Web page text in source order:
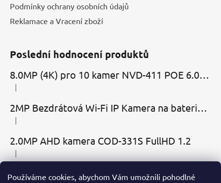
Používáme cookies, abychom Vám umožnili pohodlné
Podmínky ochrany osobních údajů
Reklamace a Vracení zboží
Poslední hodnocení produktů
8.0MP (4K) pro 10 kamer NVD-411 POE 6.0 Cloud
Hodnocení produktu je 5 z 5 hvězdiček.
|
2MP Bezdrátová Wi-Fi IP Kamera na baterie MBC-Cubic s mikrofonem, reproduktorem a slotem microSD
Hodnocení produktu je 2 z 5 hvězdiček.
|
2.0MP AHD kamera COD-331S FullHD 1.2
Hodnocení produktu je 5 z 5 hvězdiček.
|